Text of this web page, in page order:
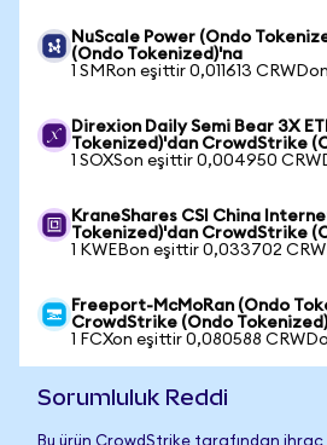
NuScale Power (Ondo
(Ondo Tokenized)'na
1 SMRon eşittir 0,011613 CRWDon
Direxion Daily Semi Bear 3X
Tokenized)'dan CrowdStrike
1 SOXSon eşittir 0,004950
KraneShares CSI China
Tokenized)'dan CrowdStrike
1 KWEBon eşittir 0,033702
Freeport-McMoRan (Ondo
CrowdStrike (Ondo
1 FCXon eşittir 0,080588
Sorumluluk Reddi